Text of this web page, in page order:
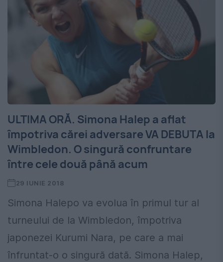
ULTIMA ORĂ. Simona Halep a aflat
împotriva cărei adversare VA DEBUTA la
Wimbledon. O singură confruntare
între cele două până acum
29 IUNIE 2018
Simona Halepo va evolua în primul tur al
turneului de la Wimbledon, împotriva
japonezei Kurumi Nara, pe care a mai
înfruntat-o o singură dată. Simona Halep,